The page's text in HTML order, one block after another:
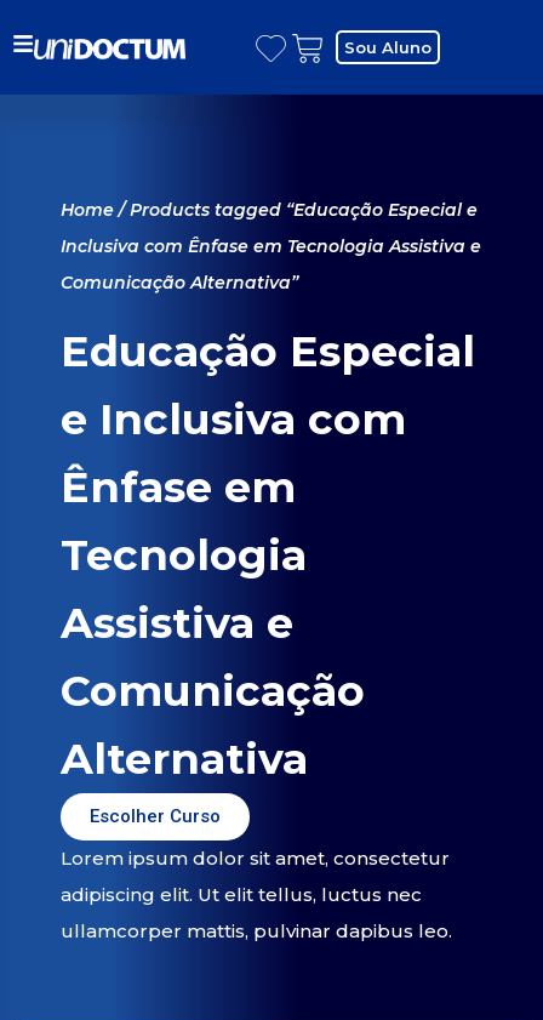
Sou Aluno
Home/ Products tagged “Educação Especial e
Inclusiva com Ênfase em Tecnologia Assistiva e
Comunicação Alternativa”
Educação Especial
e Inclusiva com
Ênfase em
Tecnologia
Assistiva e
Comunicação
Alternativa
Escolher Curso
Lorem ipsum dolor sit amet, consectetur
adipiscing elit. Ut elit tellus, luctus nec
ullamcorper mattis, pulvinar dapibus leo.